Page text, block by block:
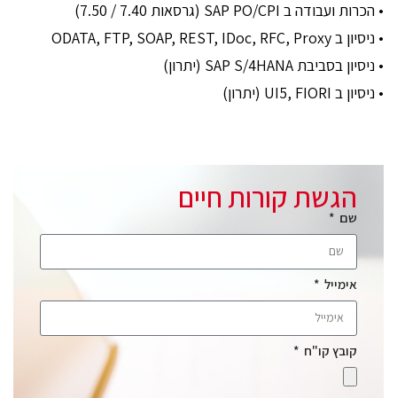
• הכרות ועבודה ב SAP PO/CPI (גרסאות 7.40 / 7.50)
• ניסיון ב ODATA, FTP, SOAP, REST, IDoc, RFC, Proxy
• ניסיון בסביבת SAP S/4HANA (יתרון)
• ניסיון ב UI5, FIORI (יתרון)
הגשת קורות חיים
שם
אימייל
קובץ קו"ח